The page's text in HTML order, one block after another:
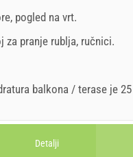
, pogled na vrt.
za pranje rublja, ručnici.
balkona / terase je
2026 EUR
(*) su obavezna!
Detalji